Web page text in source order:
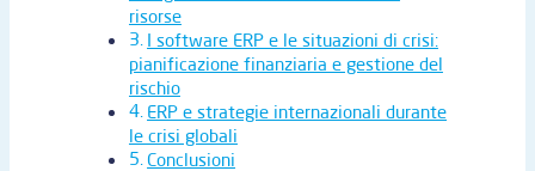
risorse
I software ERP e le situazioni di crisi:
pianificazione finanziaria e gestione del
rischio
ERP e strategie internazionali durante
le crisi globali
Conclusioni